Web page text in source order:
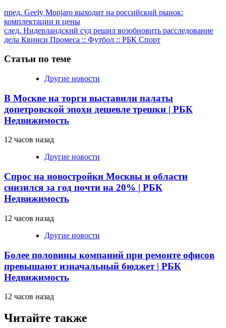
Продолжить
чтение
пред. Geely Monjaro выходит на российский рынок:
комплектации и цены
след. Нидерландский суд решил возобновить расследование
дела Квинси Промеса :: Футбол :: РБК Спорт
Статьи по теме
Другие новости
В Москве на торги выставили палаты
допетровской эпохи дешевле трешки | РБК
Недвижимость
12 часов назад
Другие новости
Спрос на новостройки Москвы и области
снизился за год почти на 20% | РБК
Недвижимость
12 часов назад
Другие новости
Более половины компаний при ремонте офисов
превышают изначальный бюджет | РБК
Недвижимость
12 часов назад
Читайте также